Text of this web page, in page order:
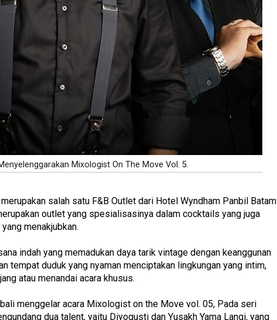
Mixologist On The Move Vol. 5.
salah satu F&B Outlet dari Hotel Wyndham Panbil Batam
outlet yang spesialisasinya dalam cocktails yang juga
menakjubkan.
indah yang memadukan daya tarik vintage dengan keanggunan
tempat duduk yang nyaman menciptakan lingkungan yang intim,
atau menandai acara khusus.
menggelar acara Mixologist on the Move vol. 05, Pada seri
dua talent, yaitu Diyogusti dan Yusakh Yama Langi, yang